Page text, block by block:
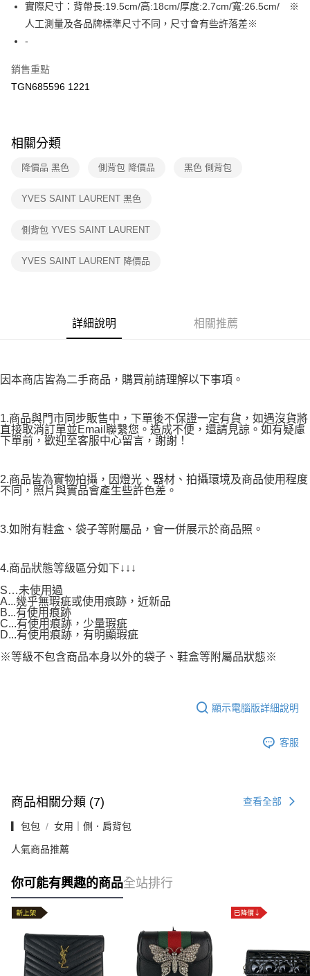
【「AFTEE先享後付」結帳流程】
１．於結帳方式選擇「AFTEE先享後付」後，將跳轉至「AFTEE先享後付」
結帳頁面，進行簡訊認證並確認金額後，即可完成結帳。
３．收到繳費通知簡訊後14天內，點擊此簡訊中的連結，可透過四大超商／
※ 請注意：結帳手續完成當下不需立刻繳費，但若您需要取消訂單，請聯絡
是否繳費成功／繳費後需取消欲退款等相關疑問，請聯繫「AFTEE先享後付
１．透過由恩沛科技股份有限公司提供之「AFTEE先享後付」服務完成之交
易，需依本服務之必要範圍內提供個人資料，並將交易相關給付款項請求債
２．關於個人資料處理事宜，請瀏覽以下網址：
３．未成年的使用者請事先徵得法定代理人或監護人之同意方可使用
「AFTEE先享後付」，若未經同意申辦者引起之損失，本公司不負相關責
請求用戶進行身份認證。
５．嚴禁一人註冊多個帳號或使用他人資訊註冊。若發現惡意使用之情形，
恩沛科技股份有限公司將有權停止該用戶之使用額度並採取法律行動。
宅配
免運費
海外宅配
實際尺寸：背帶長:19.5cm/高:18cm/厚度:2.7cm/寬:26.5cm/ ※
人工測量及各品牌標準尺寸不同，尺寸會有些許落差※
-
銷售重點
TGN685596 1221
相關分類
降價品 黑色 側背包 降價品 黑色 側背包
YVES SAINT LAURENT 黑色
側背包 YVES SAINT LAURENT
YVES SAINT LAURENT 降價品
詳細說明 相關推薦
因本商店皆為二手商品，購買前請理解以下事項。
1.商品與門市同步販售中，下單後不保證一定有貨，如遇沒貨將
直接取消訂單並Email聯繫您。造成不便，還請見諒。如有疑慮
下單前，歡迎至客服中心留言，謝謝！
2.商品皆為實物拍攝，因燈光、器材、拍攝環境及商品使用程度
不同，照片與實品會產生些許色差。
3.如附有鞋盒、袋子等附屬品，會一併展示於商品照。
4.商品狀態等級區分如下↓↓↓
S…未使用過
A...幾乎無瑕疵或使用痕跡，近新品
B...有使用痕跡
C...有使用痕跡，少量瑕疵
D...有使用痕跡，有明顯瑕疵
※等級不包含商品本身以外的袋子、鞋盒等附屬品狀態※
顯示電腦版詳細說明
客服
商品相關分類 (7) 查看全部
▎包包 女用｜側．肩背包
人氣商品推薦
你可能有興趣的商品全站排行